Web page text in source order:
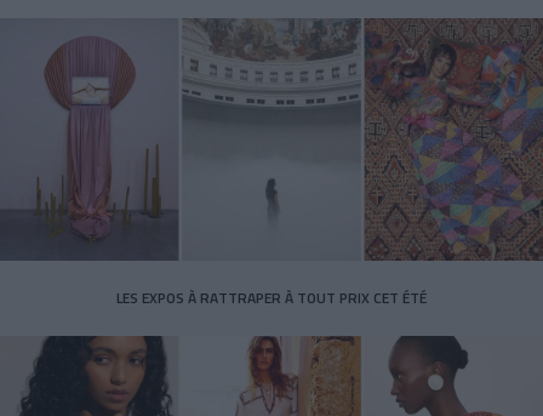
LES EXPOS À RATTRAPER À TOUT PRIX CET ÉTÉ